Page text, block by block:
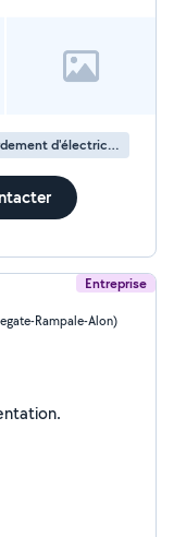
Raccordement d'électricité
Entreprise
Rampale-Alon)
ma présentation.